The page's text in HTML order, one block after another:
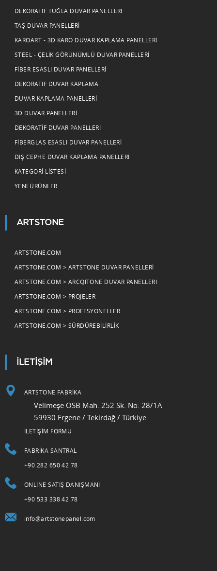
DEKORATIF TUĞLA DUVAR PANELLERI
TAŞ DUVAR PANELLERI
KAROART - 3D KARO DUVAR KAPLAMA PANELLERI
STEEL - ÇELIK GÖRÜNÜMLÜ DUVAR PANELLERI
FIBER ESASLI DUVAR PANELLERI
DEKORATIF DUVAR KAPLAMA
DUVAR KAPLAMA PANELLERI
3D DUVAR PANELLERI
DEKORATIF DUVAR PANELLERI
FIBERGLAS ESASLI DUVAR PANELLERI
DIŞ CEPHE DUVAR KAPLAMA PANELLERI
KATEGORI LISTESI
YENI ÜRÜNLER
ARTSTONE
ARTSTONE.COM
ARTSTONE.COM > ARTSTONE DUVAR PANELLERI
ARTSTONE.COM > ARCQITONE DUVAR PANELLERI
ARTSTONE.COM > PROJELER
ARTSTONE.COM > PROFESYONELLER
ARTSTONE.COM > SÜRDÜREBILIRLIK
İLETİŞİM
ARTSTONE FABRİKA
Velimeşe OSB Mah. 252 Sk. No: 28/1A
59930 Ergene / Tekirdağ / Türkiye
İLETİŞİM FORMU
FABRIKA SANTRAL
+90 282 650 42 78
ONLINE SATIŞ DANIŞMANI
+90 533 338 42 78
info@artstonepanel.com